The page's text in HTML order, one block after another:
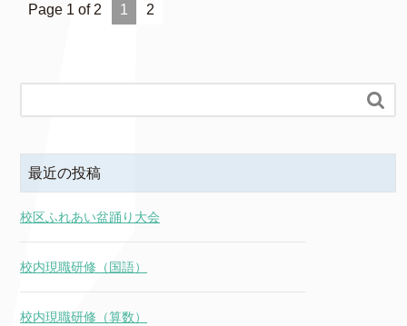
Page 1 of 2 1 2

最近の投稿
校区ふれあい盆踊り大会
校内現職研修（国語）
校内現職研修（算数）